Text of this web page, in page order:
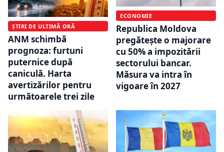
ȘTIRI DE ULTIMĂ ORĂ
ANM schimbă
prognoza: furtuni
puternice după
caniculă. Harta
avertizărilor pentru
următoarele trei zile
ECONOMIE
Republica Moldova
pregătește o majorare
cu 50% a impozitării
sectorului bancar.
Măsura va intra în
vigoare în 2027